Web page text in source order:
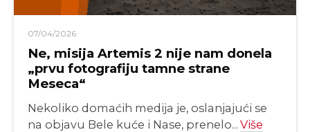
07/04/2026
Ne, misija Artemis 2 nije nam donela
„prvu fotografiju tamne strane
Meseca“
Nekoliko domaćih medija je, oslanjajući se
na objavu Bele kuće i Nase, prenelo... Više